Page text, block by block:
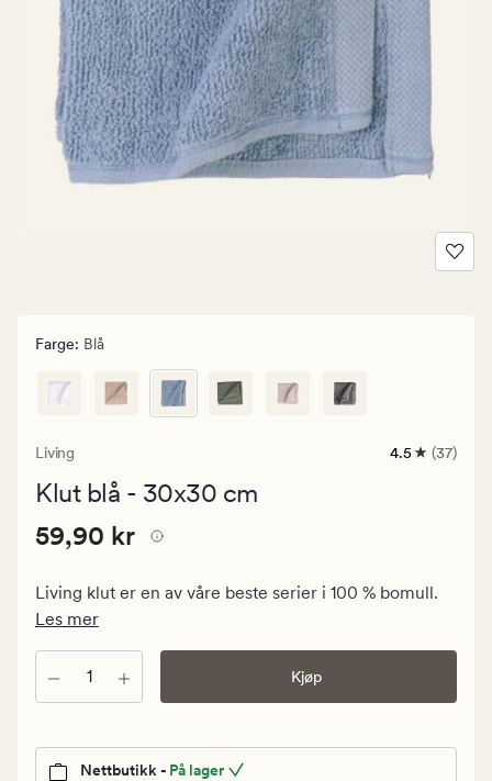
Farge: Blå
Living
37
4.5 (37)
Klut blå - 30x30 cm
Pris
59,90
kr.
Vanlig
pris
59,90
kr
Pris 59,90 kr
59,90 kr
Living klut er en av våre beste serier i 100 % bomull.
Les mer
Antall Kjøp
Nettbutikk - På lager